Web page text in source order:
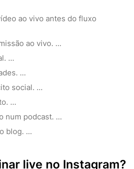
ao vivo antes do fluxo
ao vivo. ...
...
...
social. ...
...
num podcast. ...
blog. ...
live no Instagram?